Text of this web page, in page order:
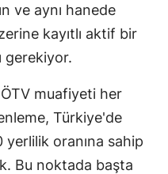
ve aynı hanede
kayıtlı aktif bir
gerekiyor.
ÖTV muafiyeti her
Türkiye'de
oranına sahip
Bu noktada başta